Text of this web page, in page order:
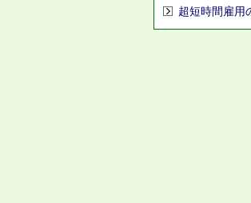
超短時間雇用